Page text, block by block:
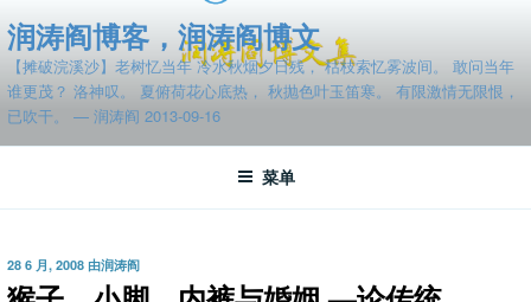
至
容
润涛阎博客，润涛阎博文
【摊破浣溪沙】老树忆当年 冷水秋烟夕日残， 枯枝索忆雾波间。 敢问当年
谁更茂？ 洛神叹。 夏俯荷花心底热， 秋抛色叶玉笛寒。 有限激情无限恨，
已吹干。 — 润涛阎 2013-09-16
菜单
发
布
28 6 月, 2008 由润涛阎